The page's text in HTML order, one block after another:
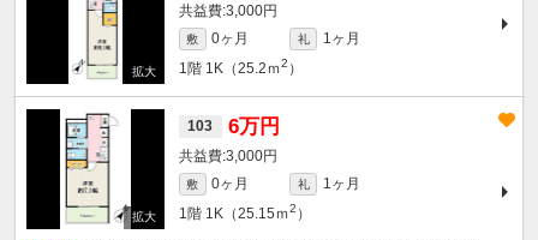
3,000円
敷 0ヶ月 礼
1ヶ月
1階 1K（25.2ｍ2 ）
103 6万円
3,000円
敷 0ヶ月 礼
1ヶ月
1階 1K（25.15ｍ2 ）